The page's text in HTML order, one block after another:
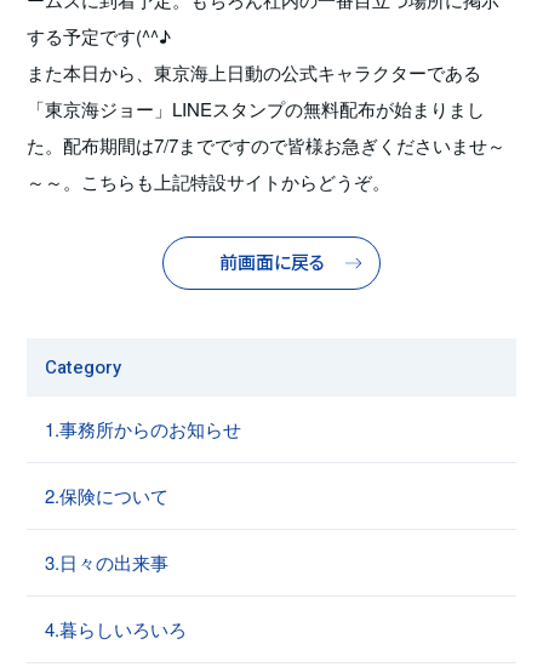
する予定です(^^♪
また本日から、東京海上日動の公式キャラクターである
「東京海ジョー」LINEスタンプの無料配布が始まりまし
た。配布期間は7/7までですので皆様お急ぎくださいませ～
～～。こちらも上記特設サイトからどうぞ。
前画面に戻る
Category
1.事務所からのお知らせ
2.保険について
3.日々の出来事
4.暮らしいろいろ